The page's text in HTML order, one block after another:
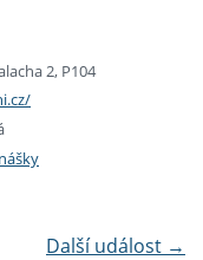
2, P104
Další událost →